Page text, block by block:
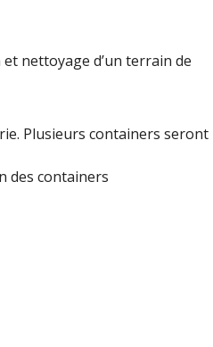
nettoyage d’un terrain de
Plusieurs containers seront
des containers